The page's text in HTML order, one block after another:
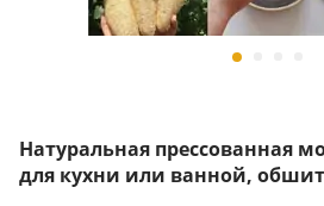
Натуральная прессованная
для кухни или ванной,